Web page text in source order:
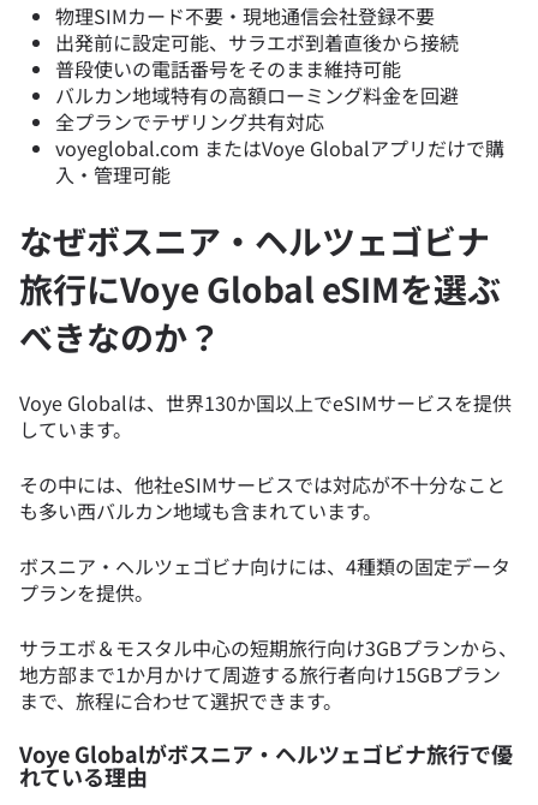
物理SIMカード不要・現地通信会社登録不要
出発前に設定可能、サラエボ到着直後から接続
普段使いの電話番号をそのまま維持可能
バルカン地域特有の高額ローミング料金を回避
全プランでテザリング共有対応
voyeglobal.com またはVoye Globalアプリだけで購
入・管理可能
なぜボスニア・ヘルツェゴビナ
旅行にVoye Global eSIMを選ぶ
べきなのか？
Voye Globalは、世界130か国以上でeSIMサービスを提供
しています。
その中には、他社eSIMサービスでは対応が不十分なこと
も多い西バルカン地域も含まれています。
ボスニア・ヘルツェゴビナ向けには、4種類の固定データ
プランを提供。
サラエボ＆モスタル中心の短期旅行向け3GBプランから、
地方部まで1か月かけて周遊する旅行者向け15GBプラン
まで、旅程に合わせて選択できます。
Voye Globalがボスニア・ヘルツェゴビナ旅行で優
れている理由